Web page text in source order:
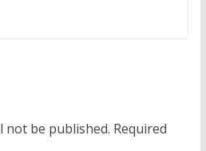
not be published. Required